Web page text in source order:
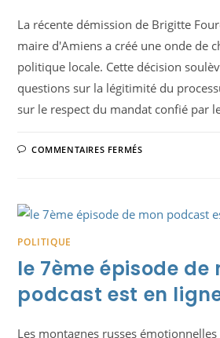
La récente démission de Brigitte
maire d'Amiens a créé une onde de
politique locale. Cette décision
questions sur la légitimité du
sur le respect du mandat confié par
COMMENTAIRES FERMÉSSUR
POUR
SANTÉ,
IL
ALORS
D’UNE
SOI
POLITIQUE
le 7ème épisode de
podcast est en
Les montagnes russes